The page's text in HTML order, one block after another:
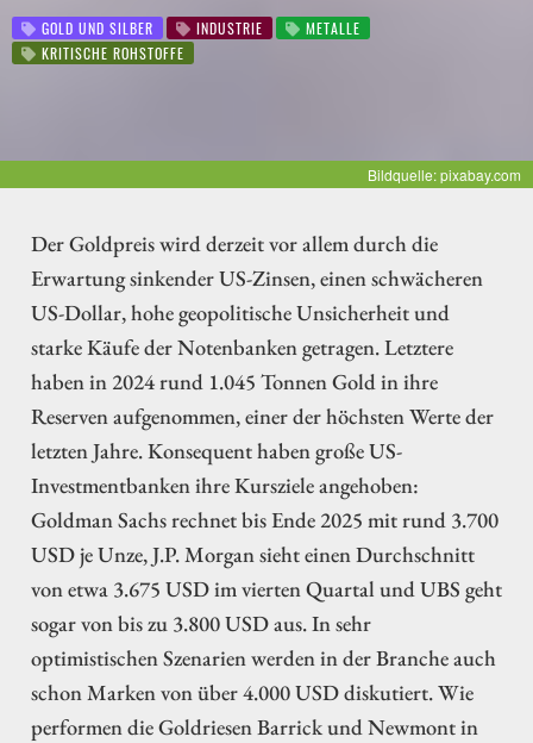
GOLD UND SILBER INDUSTRIE
METALLE
KRITISCHE ROHSTOFFE
Bildquelle: pixabay.com
Der Goldpreis wird derzeit vor allem durch die
Erwartung sinkender US-Zinsen, einen schwächeren
US-Dollar, hohe geopolitische Unsicherheit und
starke Käufe der Notenbanken getragen. Letztere
haben in 2024 rund 1.045 Tonnen Gold in ihre
Reserven aufgenommen, einer der höchsten Werte der
letzten Jahre. Konsequent haben große US-
Investmentbanken ihre Kursziele angehoben:
Goldman Sachs rechnet bis Ende 2025 mit rund 3.700
USD je Unze, J.P. Morgan sieht einen Durchschnitt
von etwa 3.675 USD im vierten Quartal und UBS geht
sogar von bis zu 3.800 USD aus. In sehr
optimistischen Szenarien werden in der Branche auch
schon Marken von über 4.000 USD diskutiert. Wie
performen die Goldriesen Barrick und Newmont in